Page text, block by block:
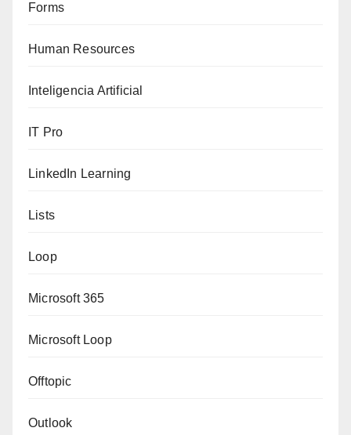
Forms
Human Resources
Inteligencia Artificial
IT Pro
LinkedIn Learning
Lists
Loop
Microsoft 365
Microsoft Loop
Offtopic
Outlook